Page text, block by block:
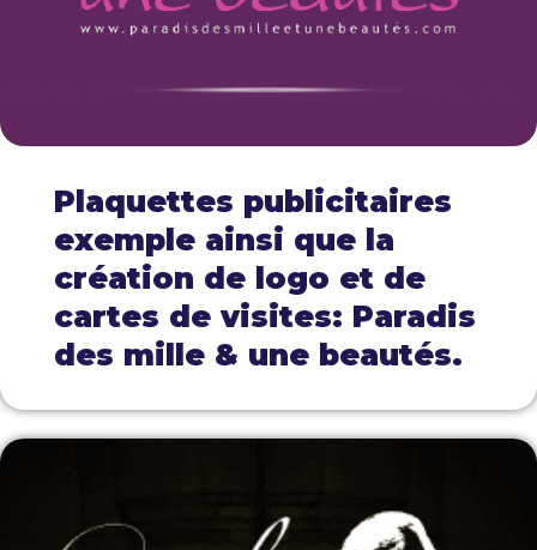
Plaquettes publicitaires
exemple ainsi que la
création de logo et de
cartes de visites: Paradis
des mille & une beautés.